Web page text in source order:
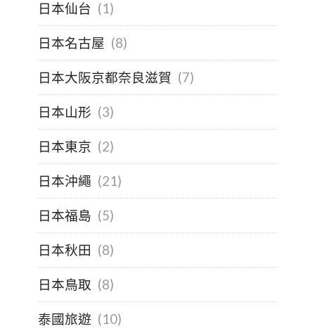
日本仙台 (1)
日本名古屋 (8)
日本大阪京都奈良滋賀 (7)
日本山形 (3)
日本東京 (2)
日本沖繩 (21)
日本福島 (5)
日本秋田 (8)
日本鳥取 (8)
泰國旅遊 (10)